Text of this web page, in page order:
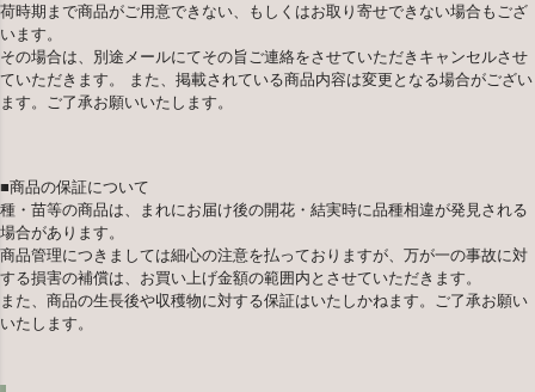
荷時期まで商品がご用意できない、もしくはお取り寄せできない場合もござ
います。
その場合は、別途メールにてその旨ご連絡をさせていただきキャンセルさせ
ていただきます。 また、掲載されている商品内容は変更となる場合がござい
ます。ご了承お願いいたします。
■商品の保証について
種・苗等の商品は、まれにお届け後の開花・結実時に品種相違が発見される
場合があります。
商品管理につきましては細心の注意を払っておりますが、万が一の事故に対
する損害の補償は、お買い上げ金額の範囲内とさせていただきます。
また、商品の生長後や収穫物に対する保証はいたしかねます。ご了承お願い
いたします。